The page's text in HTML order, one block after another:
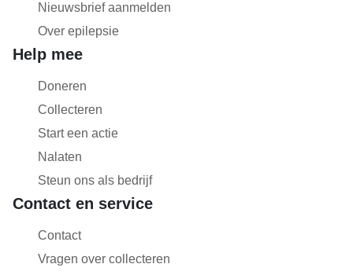
Nieuwsbrief aanmelden
Over epilepsie
Help mee
Doneren
Collecteren
Start een actie
Nalaten
Steun ons als bedrijf
Contact en service
Contact
Vragen over collecteren